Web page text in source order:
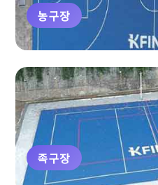
농구장
족구장